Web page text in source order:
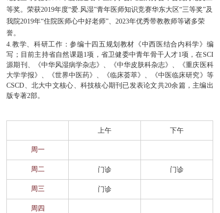
等奖。荣获2019年度“爱.风湿”青年医师知识竞赛华东大区“三等奖”及
我院2019年“住院医师心中好老师”、2023年优秀带教教师等诸多荣
誉。
4.教学、科研工作：参编十四五规划教材《中西医结合内科学》编
写；目前主持省自然课题1项，省卫健委中青年骨干人才1项，在SCI
源期刊、《中华风湿病学杂志》、《中华皮肤科杂志》、《重庆医科
大学学报》、《世界中医药》、《临床荟萃》、《中医临床研究》等
CSCD、北大中文核心、科技核心期刊已发表论文共20余篇，主编出
版专著2部。
上午 下午
周一
周二 门诊 门诊
周三 门诊
周四